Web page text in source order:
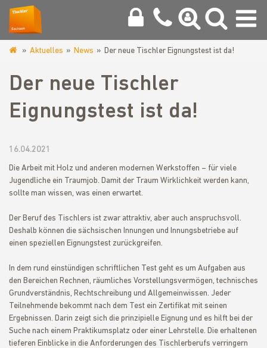
vogtland.de
Aktuelles News Der neue Tischler Eignungstest ist da!
Der neue Tischler
Eignungstest ist da!
16.04.2021
Die Arbeit mit Holz und anderen modernen Werkstoffen – für viele
Jugendliche ein Traumjob. Damit der Traum Wirklichkeit werden kann,
sollte man wissen, was einen erwartet.
Der Beruf des Tischlers ist zwar attraktiv, aber auch anspruchsvoll.
Deshalb können die sächsischen Innungen und Innungsbetriebe auf
einen speziellen Eignungstest zurückgreifen.
In dem rund einstündigen schriftlichen Test geht es um Aufgaben aus
den Bereichen Rechnen, räumliches Vorstellungsvermögen, technisches
Grundverständnis, Rechtschreibung und Allgemeinwissen. Jeder
Teilnehmende bekommt nach dem Test ein Zertifikat mit seinen
Ergebnissen. Darin zeigt sich die prinzipielle Eignung und es hilft bei der
Suche nach einem Praktikumsplatz oder einer Lehrstelle. Die erhaltenen
tieferen Einblicke in die Anforderungen des Tischlerberufs verringern